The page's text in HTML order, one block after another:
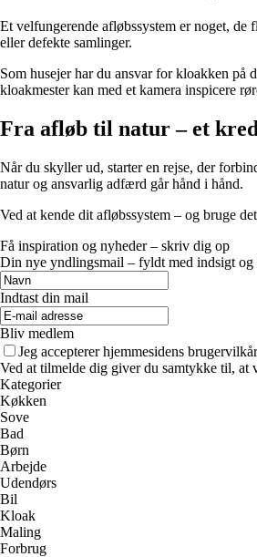
Et velfungerende afløbssystem er noget,
eller defekte samlinger.
Som husejer har du ansvar for kloakken på
kloakmester kan med et kamera inspicere
Fra afløb til natur – et
Når du skyller ud, starter en rejse, der
natur og ansvarlig adfærd går hånd i hånd.
Ved at kende dit afløbssystem – og bruge
Få inspiration og nyheder – skriv dig op
Din nye yndlingsmail – fyldt med indsigt og
Indtast din mail
Bliv medlem
Jeg accepterer hjemmesidens
Ved at tilmelde dig giver du samtykke til,
Kategorier
Køkken
Sove
Bad
Børn
Arbejde
Udendørs
Bil
Kloak
Maling
Forbrug